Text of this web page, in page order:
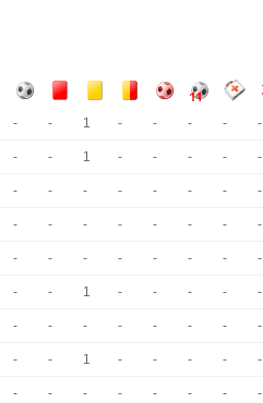
- - 1 - - - - -
- - 1 - - - - -
- - - - - - - -
- - - - - - - -
- - - - - - - -
- - 1 - - - - -
- - - - - - - -
- - 1 - - - - -
- - - - - - - -